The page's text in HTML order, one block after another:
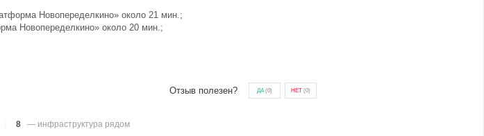
Новопеределкино» около 21 мин.;
Новопеределкино» около 20 мин.;
Отзыв полезен? ДА(0) НЕТ (0)
8 — инфраструктура рядом